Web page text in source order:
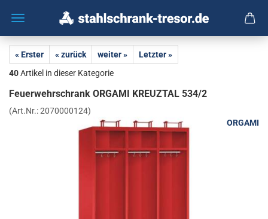
« Erster « zurück weiter »
Letzter »
40Artikel in dieser Kategorie
Feu­er­wehr­schrank OR­GA­MI KREUZ­TAL 534/2
(Art.Nr.:2070000124)
ORGAMI